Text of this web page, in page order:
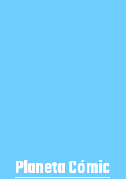
Planeta Cómic